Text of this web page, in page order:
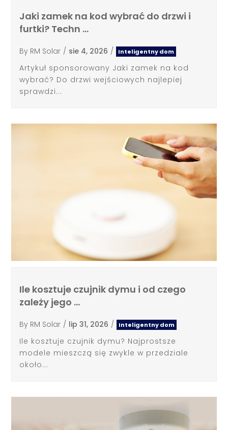
Jaki zamek na kod wybrać do drzwi i
furtki? Techn …
By RM Solar / sie 4, 2026 / Inteligentny dom
Artykuł sponsorowany Jaki zamek na kod
wybrać? Do drzwi wejściowych najlepiej
sprawdzi...
Ile kosztuje czujnik dymu i od czego
zależy jego …
By RM Solar / lip 31, 2026 / Inteligentny dom
Ile kosztuje czujnik dymu? Najprostsze
modele mieszczą się zwykle w przedziale
około...